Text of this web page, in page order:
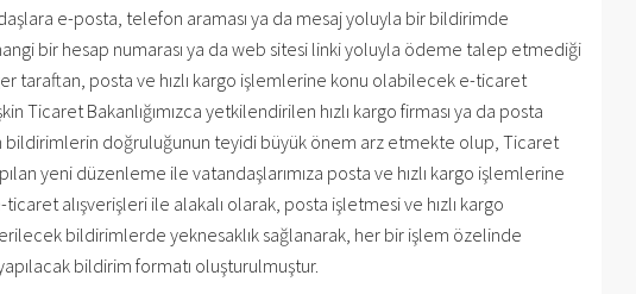
e-posta, telefon araması ya da mesaj yoluyla bir bildirimde
bir hesap numarası ya da web sitesi linki yoluyla ödeme talep etmediği
taraftan, posta ve hızlı kargo işlemlerine konu olabilecek e-ticaret
Ticaret Bakanlığımızca yetkilendirilen hızlı kargo firması ya da posta
bildirimlerin doğruluğunun teyidi büyük önem arz etmekte olup, Ticaret
yeni düzenleme ile vatandaşlarımıza posta ve hızlı kargo işlemlerine
alışverişleri ile alakalı olarak, posta işletmesi ve hızlı kargo
bildirimlerde yeknesaklık sağlanarak, her bir işlem özelinde
bildirim formatı oluşturulmuştur.